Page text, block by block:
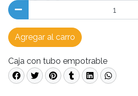
Agregar al carro
Caja con tubo empotrable